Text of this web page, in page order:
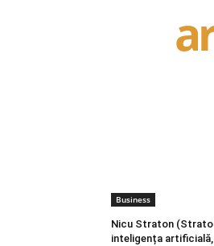
Business
Nicu Straton
inteligența